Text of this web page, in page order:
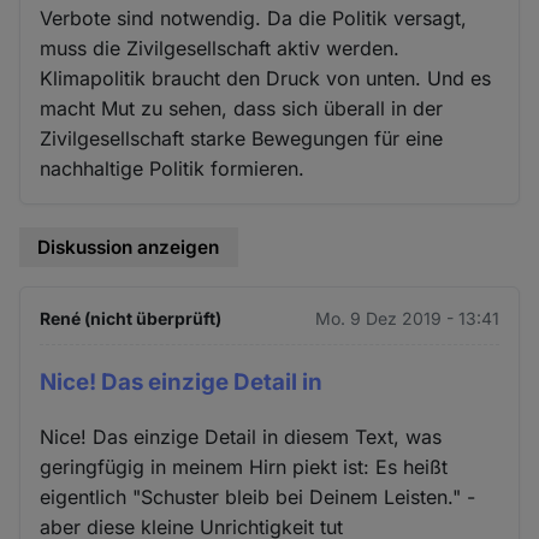
Verbote sind notwendig. Da die Politik versagt,
muss die Zivilgesellschaft aktiv werden.
Klimapolitik braucht den Druck von unten. Und es
macht Mut zu sehen, dass sich überall in der
Zivilgesellschaft starke Bewegungen für eine
nachhaltige Politik formieren.
Diskussion anzeigen
René (nicht überprüft) Mo. 9 Dez 2019 - 13:41
Nice! Das einzige Detail in
Nice! Das einzige Detail in diesem Text, was
geringfügig in meinem Hirn piekt ist: Es heißt
eigentlich "Schuster bleib bei Deinem Leisten." -
aber diese kleine Unrichtigkeit tut